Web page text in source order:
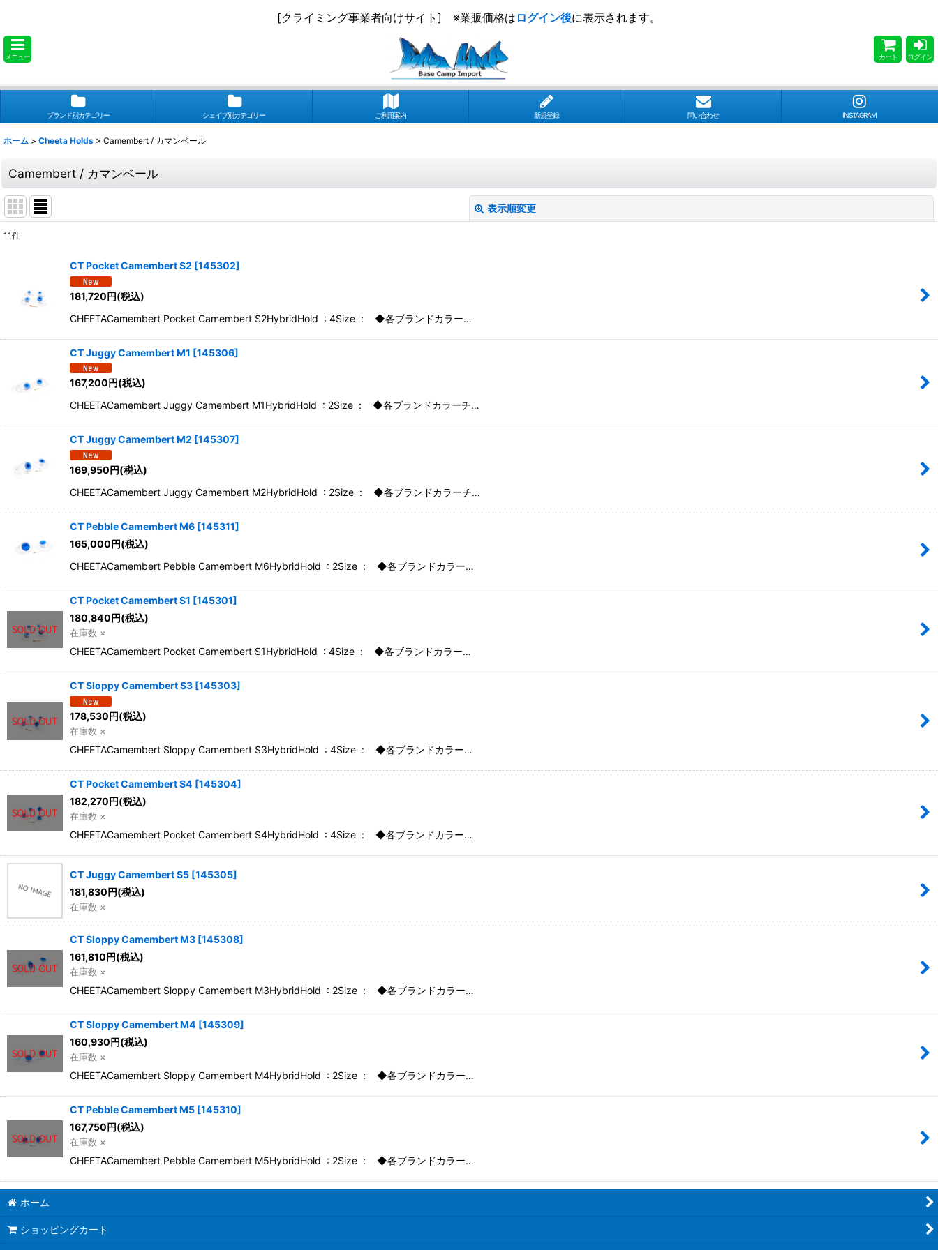
[クライミング事業者向けサイト] ※業販価格は ログイン後に表示されます。
メニュー カート ログイン
ブランド別カテゴリー シェイプ別カテゴリー ご利用案内 新規登録 問い合わせ INSTAGRAM
ホーム > Cheeta Holds > Camembert / カマンベール
Camembert / カマンベール
表示順変更
絞り込む
11件
CT Pocket Camembert S2 [145302]
181,720円(税込)
CHEETACamembert Pocket Camembert S2HybridHold : 4Size : ◆各ブランドカラー…
CT Juggy Camembert M1 [145306]
167,200円(税込)
CHEETACamembert Juggy Camembert M1HybridHold : 2Size : ◆各ブランドカラーチ…
CT Juggy Camembert M2 [145307]
169,950円(税込)
CHEETACamembert Juggy Camembert M2HybridHold : 2Size : ◆各ブランドカラーチ…
CT Pebble Camembert M6 [145311]
165,000円(税込)
CHEETACamembert Pebble Camembert M6HybridHold : 2Size : ◆各ブランドカラー…
CT Pocket Camembert S1 [145301]
180,840円(税込)
在庫数 ×
CHEETACamembert Pocket Camembert S1HybridHold : 4Size : ◆各ブランドカラー…
CT Sloppy Camembert S3 [145303]
178,530円(税込)
在庫数 ×
CHEETACamembert Sloppy Camembert S3HybridHold : 4Size : ◆各ブランドカラー…
CT Pocket Camembert S4 [145304]
182,270円(税込)
在庫数 ×
CHEETACamembert Pocket Camembert S4HybridHold : 4Size : ◆各ブランドカラー…
CT Juggy Camembert S5 [145305]
181,830円(税込)
在庫数 ×
CT Sloppy Camembert M3 [145308]
161,810円(税込)
在庫数 ×
CHEETACamembert Sloppy Camembert M3HybridHold : 2Size : ◆各ブランドカラー…
CT Sloppy Camembert M4 [145309]
160,930円(税込)
在庫数 ×
CHEETACamembert Sloppy Camembert M4HybridHold : 2Size : ◆各ブランドカラー…
CT Pebble Camembert M5 [145310]
167,750円(税込)
在庫数 ×
CHEETACamembert Pebble Camembert M5HybridHold : 2Size : ◆各ブランドカラー…
ホーム
ショッピングカート